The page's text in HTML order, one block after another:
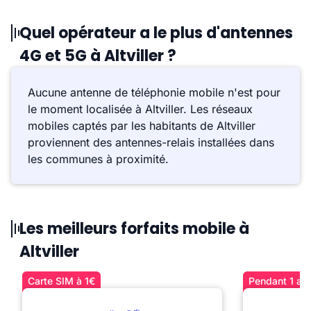
Quel opérateur a le plus d'antennes
4G et 5G à Altviller ?
Aucune antenne de téléphonie mobile n'est pour
le moment localisée à Altviller. Les réseaux
mobiles captés par les habitants de Altviller
proviennent des antennes-relais installées dans
les communes à proximité.
Les meilleurs forfaits mobile à
Altviller
Carte SIM à 1€ Pendant 1